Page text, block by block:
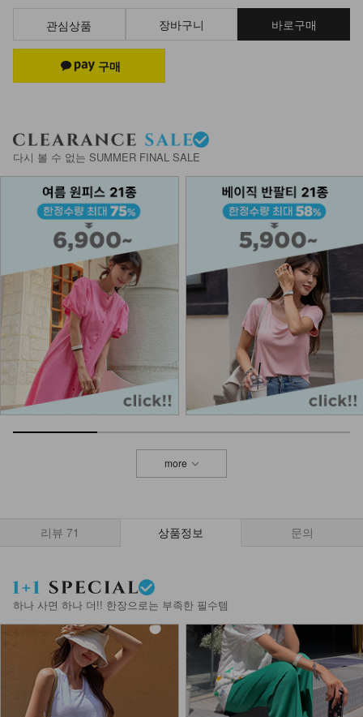
KOA-P-10/밴딩 레이어드치마
8,900 5,900
NKA-S-33/홀릭 데일 덧신
2,500 1,900 24%
KOA-P-12/레이어드트임치마
7,900 4,900
NKA52-AI-1/모던 라인 포인트 반지
_HJ
7,900
DM23-AC-10/클립 체인 팔찌
12,900
관심상품 장바구니 바로구매
다시 볼 수 없는 SUMMER FINAL SALE
more
리뷰 71 상품정보 문의
하나 사면 하나 더!! 한장으로는 부족한 필수템